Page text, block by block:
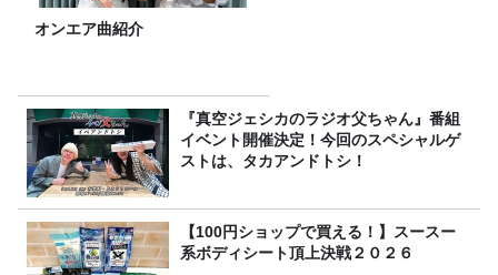
オンエア曲紹介
『真空ジェシカのラジオ父ちゃん』番組
イベント開催決定！今回のスペシャルゲ
ストは、タカアンドトシ！
【100円ショップで買える！】スースー
系ボディシート頂上決戦２０２６